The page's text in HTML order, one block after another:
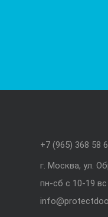
+7 (965) 368 58
г. Москва, ул.
пн-сб с 10-19